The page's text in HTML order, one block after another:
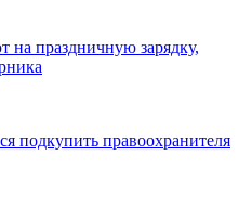
на праздничную зарядку,
подкупить правоохранителя